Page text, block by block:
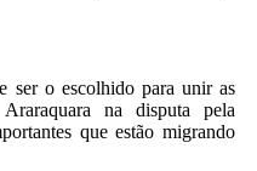
ser o escolhido para unir as
na disputa pela
que estão migrando